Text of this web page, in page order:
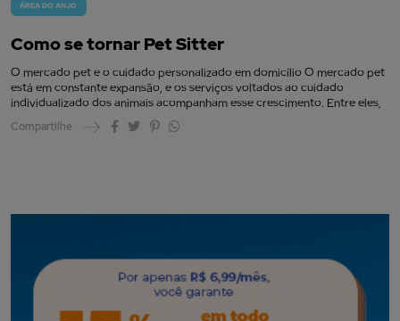
ÁREA DO ANJO
Como se tornar Pet Sitter
O mercado pet e o cuidado personalizado em domicílio O mercado pet
está em constante expansão, e os serviços voltados ao cuidado
individualizado dos animais acompanham esse crescimento. Entre eles,
Compartilhe